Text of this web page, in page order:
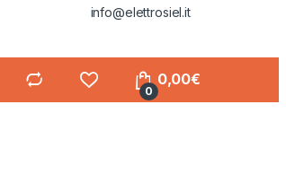
info@elettrosiel.it
0
0,00€